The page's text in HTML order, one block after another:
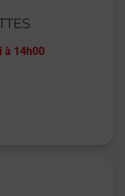
à 14h00